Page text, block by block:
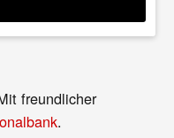
freundlicher
.